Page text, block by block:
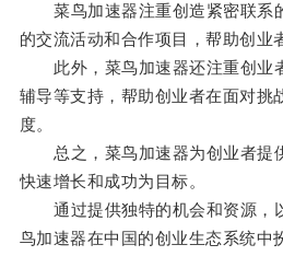
菜鸟加速器注重创造紧密联系
的交流活动和合作项目，帮助创业
此外，菜鸟加速器还注重创业
辅导等支持，帮助创业者在面对挑
度。
总之，菜鸟加速器为创业者提
快速增长和成功为目标。
通过提供独特的机会和资源，
鸟加速器在中国的创业生态系统中